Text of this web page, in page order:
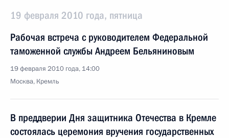
19 февраля 2010 года, пятница
Рабочая встреча с руководителем Федеральной
таможенной службы Андреем Бельяниновым
19 февраля 2010 года, 14:00
Москва, Кремль
В преддверии Дня защитника Отечества в Кремле
состоялась церемония вручения государственных